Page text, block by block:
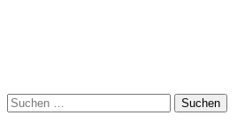
Suchen
nach: